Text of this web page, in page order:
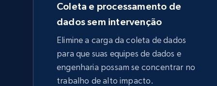
Coleta e processamento de
dados sem intervenção
Elimine a carga da coleta de dados
para que suas equipes de dados e
engenharia possam se concentrar no
trabalho de alto impacto.